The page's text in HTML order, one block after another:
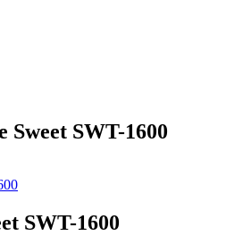
Sweet SWT-1600
SWT-1600